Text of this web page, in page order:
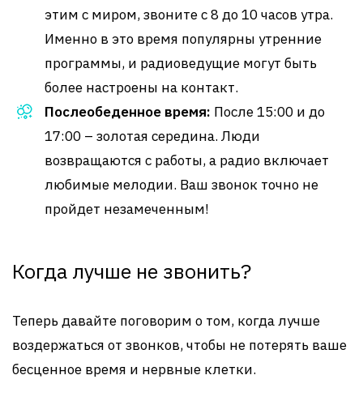
этим с миром, звоните с 8 до 10 часов утра.
Именно в это время популярны утренние
программы, и радиоведущие могут быть
более настроены на контакт.
Послеобеденное время: После 15:00 и до
17:00 – золотая середина. Люди
возвращаются с работы, а радио включает
любимые мелодии. Ваш звонок точно не
пройдет незамеченным!
Когда лучше не звонить?
Теперь давайте поговорим о том, когда лучше
воздержаться от звонков, чтобы не потерять ваше
бесценное время и нервные клетки.